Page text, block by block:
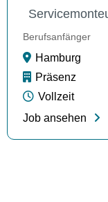
Berufsanfänger
Hamburg
Präsenz
Vollzeit
Job ansehen